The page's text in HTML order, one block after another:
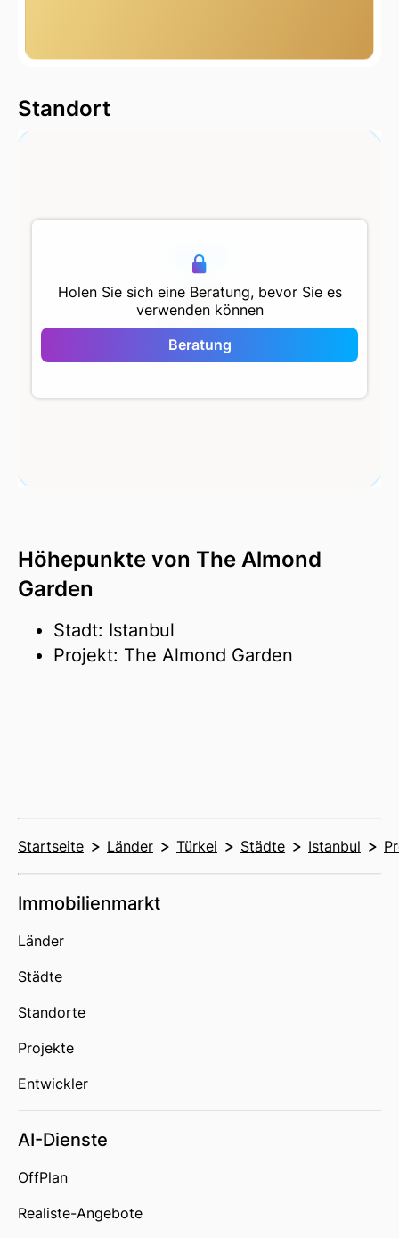
Standort
Holen Sie sich eine Beratung, bevor Sie es
verwenden können
Beratung
The Almond
Garden
500 m
Höhepunkte von The Almond
Garden
Stadt: Istanbul
Projekt: The Almond Garden
Startseite Länder Türkei Städte Istanbul
Immobilienmarkt
Länder
Städte
Standorte
Projekte
Entwickler
AI-Dienste
OffPlan
Realiste-Angebote